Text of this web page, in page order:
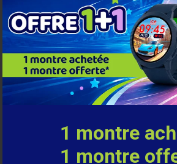
OSEZ LA CONNECTĖE
ICE
smart.
1 montre
1 montre